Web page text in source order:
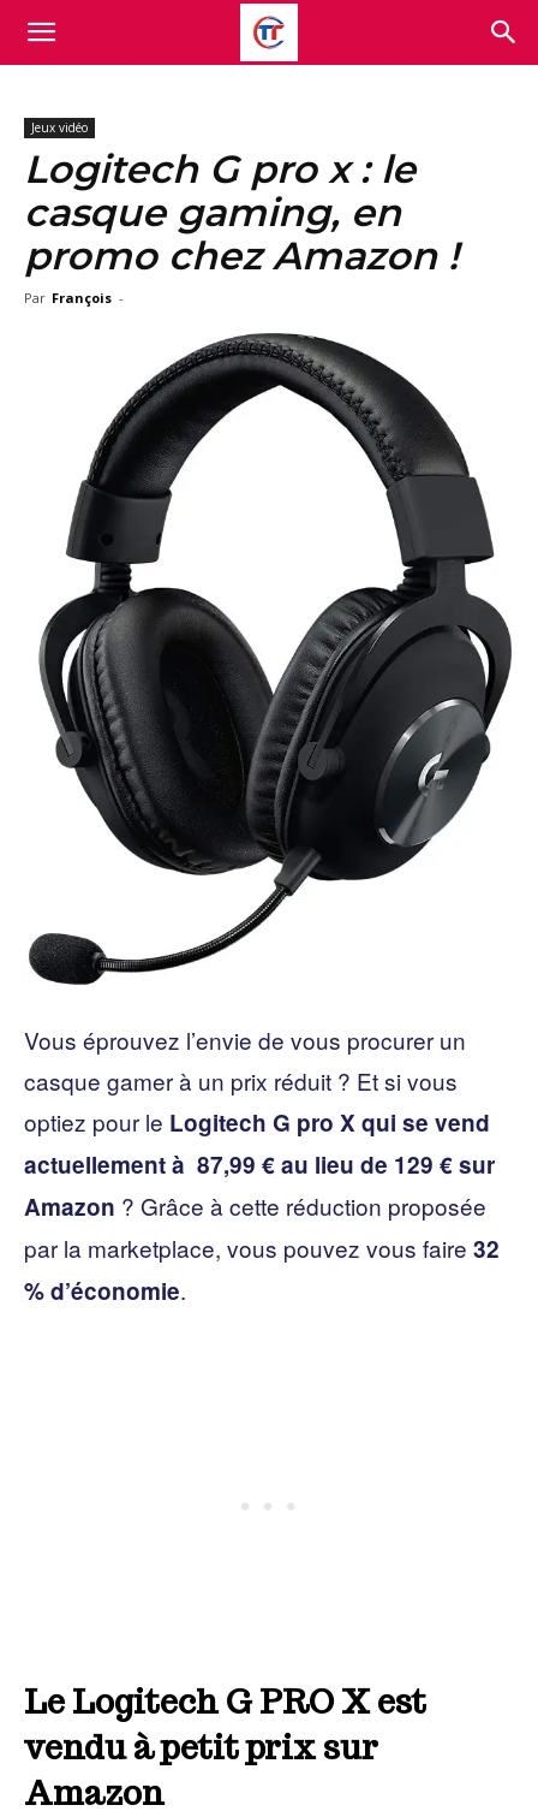
Jeux vidéo
Logitech G pro x : le
casque gaming, en
promo chez Amazon !
Par François -
Vous éprouvez l’envie de vous procurer un
casque gamer à un prix réduit ? Et si vous
optiez pour le Logitech G pro X qui se vend
actuellement à 87,99 € au lieu de 129 € sur
Amazon ? Grâce à cette réduction proposée
par la marketplace, vous pouvez vous faire 32
% d’économie.
Le Logitech G PRO X est
vendu à petit prix sur
Amazon